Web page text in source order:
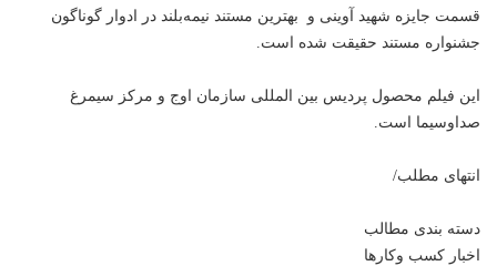
قسمت جایزه شهید آوینی و بهترین مستند نیمه‌بلند در ادوار گوناگون
جشنواره مستند حقیقت شده است.
این فیلم محصول پردیس بین المللی سازمان اوج و مرکز سیمرغ
صداوسیما است.
انتهای مطلب/
دسته بندی مطالب
اخبار کسب وکارها